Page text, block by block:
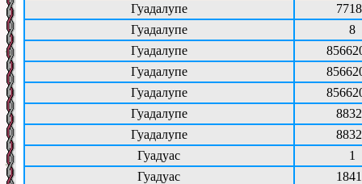
Гуадалупе
Гуадалупе
8
Гуадалупе
Гуадалупе
Гуадалупе
Гуадалупе
Гуадалупе
Гуадуас
1
Гуадуас